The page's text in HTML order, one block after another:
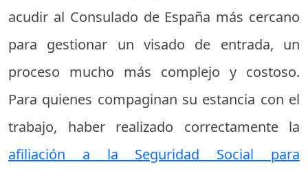
acudir al Consulado de España más cercano
para gestionar un visado de entrada, un
proceso mucho más complejo y costoso.
Para quienes compaginan su estancia con el
trabajo, haber realizado correctamente la
afiliación a la Seguridad Social para